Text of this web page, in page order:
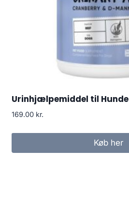
Urinhjælpemiddel til Hunde
169.00 kr.
Køb her